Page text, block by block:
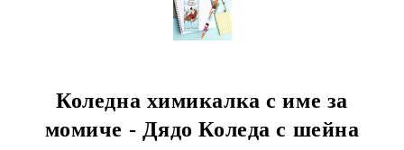
Коледна химикалка с име за
момиче - Дядо Коледа с шейна